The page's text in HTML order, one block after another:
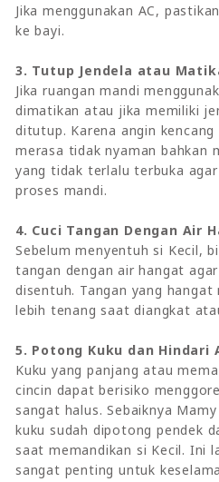
Jika menggunakan AC,
ke bayi.
3. Tutup Jendela atau
Jika ruangan mandi
dimatikan atau jika memiliki
ditutup. Karena angin
merasa tidak nyaman bahkan
yang tidak terlalu terbuka
proses mandi.
4. Cuci Tangan Dengan Air
Sebelum menyentuh si Kecil,
tangan dengan air hangat
disentuh. Tangan yang
lebih tenang saat diangkat
5. Potong Kuku dan Hindari
Kuku yang panjang atau
cincin dapat berisiko
sangat halus. Sebaiknya
kuku sudah dipotong pendek
saat memandikan si Kecil. Ini
sangat penting untuk